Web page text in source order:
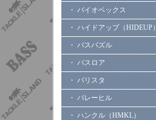
・ バイオベックス
・ ハイドアップ（HIDEUP）
・ バスパズル
・ バスロア
・ バリスタ
・ バレーヒル
・ ハンクル（HMKL）